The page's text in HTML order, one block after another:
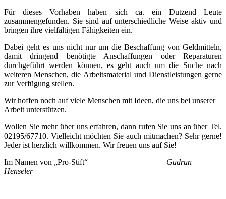
Für dieses Vorhaben haben sich ca. ein Dutzend Leute
zusammengefunden. Sie sind auf unterschiedliche Weise aktiv und
bringen ihre vielfältigen Fähigkeiten ein.
Dabei geht es uns nicht nur um die Beschaffung von Geldmitteln,
damit dringend benötigte Anschaffungen oder Reparaturen
durchgeführt werden können, es geht auch um die Suche nach
weiteren Menschen, die Arbeitsmaterial und Dienstleistungen gerne
zur Verfügung stellen.
Wir hoffen noch auf viele Menschen mit Ideen, die uns bei unserer
Arbeit unterstützen.
Wollen Sie mehr über uns erfahren, dann rufen Sie uns an über Tel.
02195/67710. Vielleicht möchten Sie auch mitmachen? Sehr gerne!
Jeder ist herzlich willkommen. Wir freuen uns auf Sie!
Im Namen von „Pro-Stift“ Gudrun
Henseler